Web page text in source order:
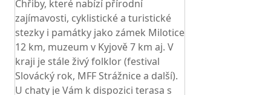
Chřiby, které nabízí přírodní
zajímavosti, cyklistické a turistické
stezky i památky jako zámek Milotice
12 km, muzeum v Kyjově 7 km aj. V
kraji je stále živý folklor (festival
Slovácký rok, MFF Strážnice a další).
U chaty je Vám k dispozici terasa s